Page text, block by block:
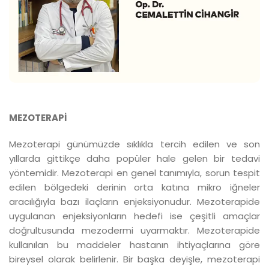
MEZOTERAPİ
Mezoterapi günümüzde sıklıkla tercih edilen ve son
yıllarda gittikçe daha popüler hale gelen bir tedavi
yöntemidir. Mezoterapi en genel tanımıyla, sorun tespit
edilen bölgedeki derinin orta katına mikro iğneler
aracılığıyla bazı ilaçların enjeksiyonudur. Mezoterapide
uygulanan enjeksiyonların hedefi ise çeşitli amaçlar
doğrultusunda mezodermi uyarmaktır. Mezoterapide
kullanılan bu maddeler hastanın ihtiyaçlarına göre
bireysel olarak belirlenir. Bir başka deyişle, mezoterapi